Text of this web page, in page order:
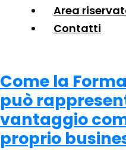
Area
Contatti
Come la
può
vantaggio
proprio